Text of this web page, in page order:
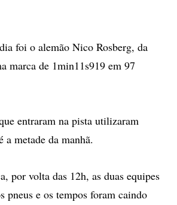
foi o alemão Nico Rosberg, da
marca de 1min11s919 em 97
entraram na pista utilizaram
a metade da manhã.
por volta das 12h, as duas equipes
pneus e os tempos foram caindo